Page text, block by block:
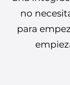
no
para